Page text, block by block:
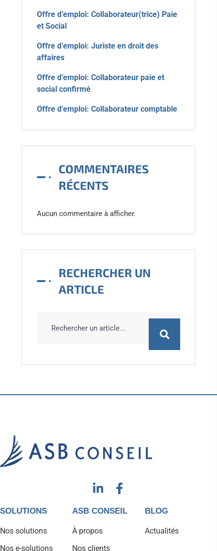
Offre d’emploi: Collaborateur(trice) Paie
et Social
Offre d’emploi: Juriste en droit des
affaires
Offre d’emploi: Collaborateur paie et
social confirmé
Offre d’emploi: Collaborateur comptable
COMMENTAIRES
RÉCENTS
Aucun commentaire à afficher.
RECHERCHER UN
ARTICLE
SOLUTIONS
Nos solutions
Nos e-solutions
ASB CONSEIL
À propos
Nos clients
BLOG
Actualités